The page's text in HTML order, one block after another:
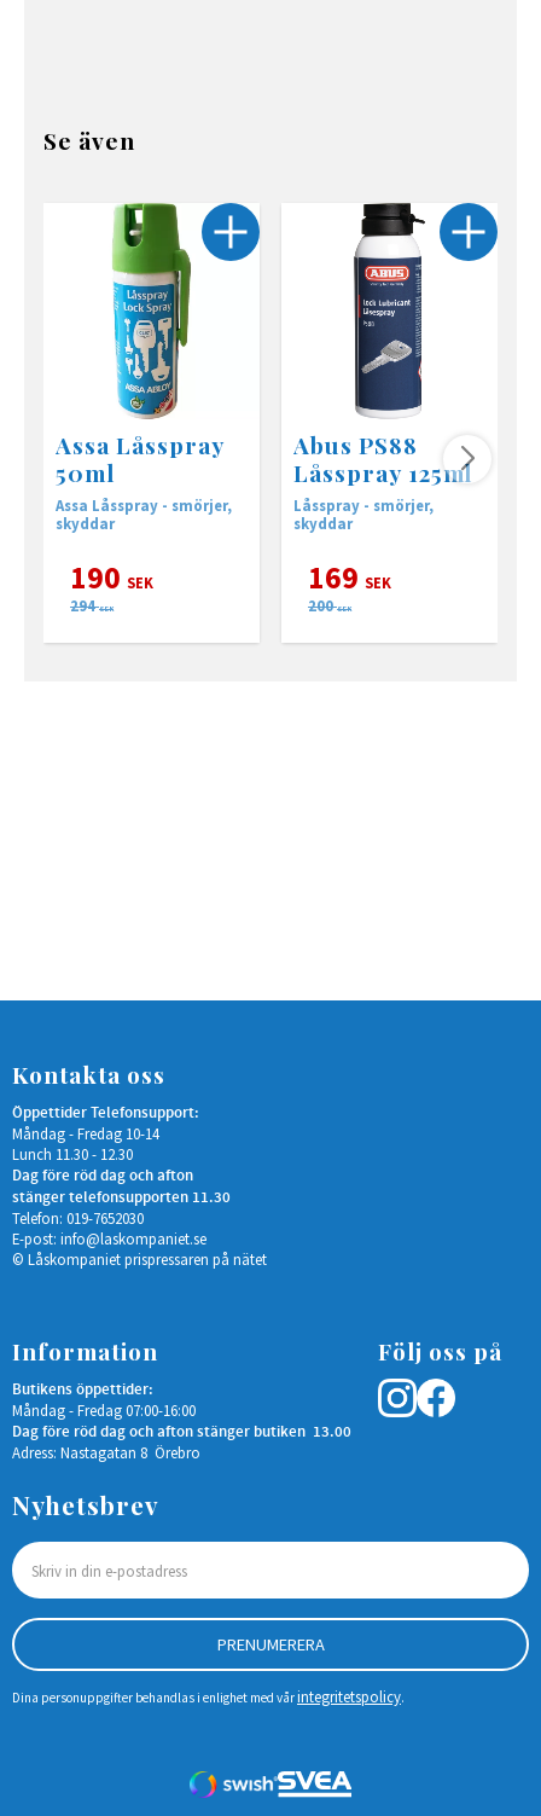
Se även
Assa Låsspray
50ml
Assa Låsspray - smörjer,
skyddar
190 SEK
294 SEK
Abus PS88
Låsspray 125ml
Låsspray - smörjer,
skyddar
169 SEK
200 SEK
Kontakta oss
Öppettider Telefonsupport:
Måndag - Fredag 10-14
Lunch 11.30 - 12.30
Dag före röd dag och afton
stänger telefonsupporten 11.30
Telefon: 019-7652030
E-post: info@laskompaniet.se
© Låskompaniet prispressaren på nätet
Information
Butikens öppettider:
Måndag - Fredag 07:00-16:00
Dag före röd dag och afton stänger butiken 13.00
Adress: Nastagatan 8 Örebro
Följ oss på
Nyhetsbrev
PRENUMERERA
Dina personuppgifter behandlas i enlighet med vårintegritetspolicy.